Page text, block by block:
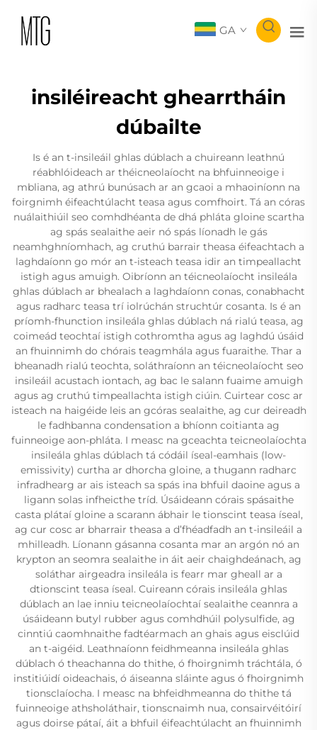
GA
insiléireacht ghearrtháin
dúbailte
Is é an t-insileáil ghlas dúblach a chuireann leathnú
réabhlóideach ar théicneolaíocht na bhfuinneoige i
mbliana, ag athrú bunúsach ar an gcaoi a mhaoiníonn na
foirgnimh éifeachtúlacht teasa agus comfhoirt. Tá an córas
nuálaithiúil seo comhdhéanta de dhá phláta gloine scartha
ag spás sealaithe aeir nó spás líonadh le gás
neamhghníomhach, ag cruthú barrair theasa éifeachtach a
laghdaíonn go mór an t-isteach teasa idir an timpeallacht
istigh agus amuigh. Oibríonn an téicneolaíocht insileála
ghlas dúblach ar bhealach a laghdaíonn conas, conabhacht
agus radharc teasa trí iolrúchán struchtúr cosanta. Is é an
príomh-fhunction insileála ghlas dúblach ná rialú teasa, ag
coimeád teochtaí istigh cothromtha agus ag laghdú úsáid
an fhuinnimh do chórais teagmhála agus fuaraithe. Thar a
bheanadh rialú teochta, soláthraíonn an téicneolaíocht seo
insileáil acustach iontach, ag bac le salann fuaime amuigh
agus ag cruthú timpeallachta istigh ciúin. Cuirtear cosc ar
isteach na haigéide leis an gcóras sealaithe, ag cur deireadh
le fadhbanna condensation a bhíonn coitianta ag
fuinneoige aon-phláta. I measc na gceachta teicneolaíochta
insileála ghlas dúblach tá códáil íseal-eamhais (low-
emissivity) curtha ar dhorcha gloine, a thugann radharc
infradhearg ar ais isteach sa spás ina bhfuil daoine agus a
ligann solas infheicthe tríd. Úsáideann córais spásaithe
casta plátaí gloine a scarann ábhair le tionscint teasa íseal,
ag cur cosc ar bharrair theasa a d’fhéadfadh an t-insileáil a
mhilleadh. Líonann gásanna cosanta mar an argón nó an
krypton an seomra sealaithe in áit aeir chaighdeánach, ag
soláthar airgeadra insileála is fearr mar gheall ar a
dtionscint teasa íseal. Cuireann córais insileála ghlas
dúblach an lae inniu teicneolaíochtaí sealaithe ceannra a
úsáideann butyl rubber agus comhdhúil polysulfide, ag
cinntiú caomhnaithe fadtéarmach an ghais agus eisclúid
an t-aigéid. Leathnaíonn feidhmeanna insileála ghlas
dúblach ó theachanna do thithe, ó fhoirgnimh tráchtála, ó
institiúidí oideachais, ó áiseanna sláinte agus ó fhoirgnimh
tionsclaíocha. I measc na bhfeidhmeanna do thithe tá
fuinneoige athsholáthair, tionscnaimh nua, consairvéitóirí
agus doirse pátaí, áit a bhfuil éifeachtúlacht an fhuinnimh